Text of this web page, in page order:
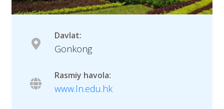
Davlat:
Gonkong
Rasmiy havola:
www.ln.edu.hk